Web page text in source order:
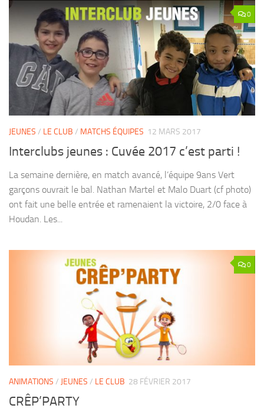
0
JEUNES / LE CLUB / MATCHS ÉQUIPES 12 MARS 2017
Interclubs jeunes : Cuvée 2017 c’est parti !
La semaine dernière, en match avancé, l’équipe 9ans Vert
garçons ouvrait le bal. Nathan Martel et Malo Duart (cf photo)
ont fait une belle entrée et ramenaient la victoire, 2/0 face à
Houdan. Les...
0
ANIMATIONS / JEUNES / LE CLUB 28 FÉVRIER 2017
CRÊP’PARTY